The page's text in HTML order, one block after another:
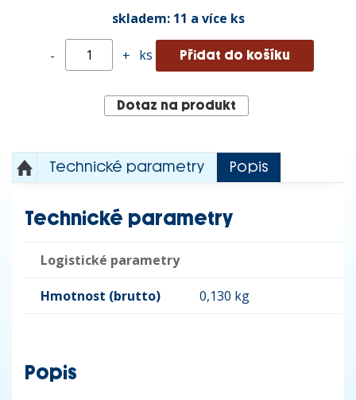
skladem: 11 a více ks
- + ks
Dotaz na produkt
Technické parametry Popis
Technické parametry
Logistické parametry
Hmotnost (brutto) 0,130 kg
Popis